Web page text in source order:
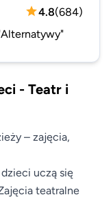
4.8(684)
- Teatr i
– zajęcia,
uczą się
teatralne